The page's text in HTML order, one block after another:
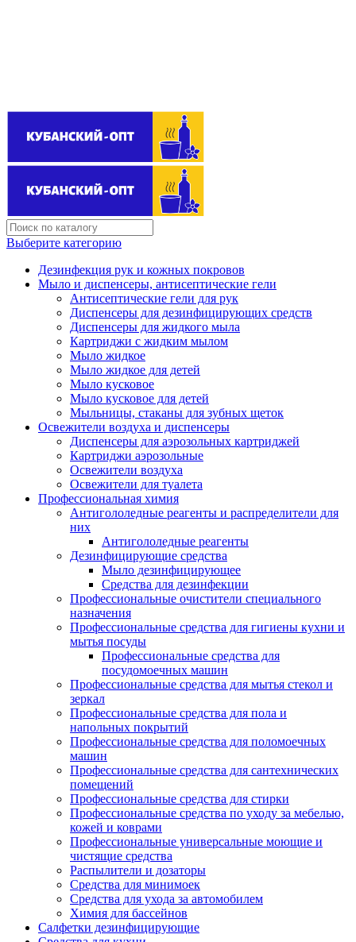
Выберите категорию
Дезинфекция рук и кожных покровов
Мыло и диспенсеры, антисептические гели
Антисептические гели для рук
Диспенсеры для дезинфицирующих средств
Диспенсеры для жидкого мыла
Картриджи с жидким мылом
Мыло жидкое
Мыло жидкое для детей
Мыло кусковое
Мыло кусковое для детей
Мыльницы, стаканы для зубных щеток
Освежители воздуха и диспенсеры
Диспенсеры для аэрозольных картриджей
Картриджи аэрозольные
Освежители воздуха
Освежители для туалета
Профессиональная химия
Антигололедные реагенты и распределители для
них
Антигололедные реагенты
Дезинфицирующие средства
Мыло дезинфицирующее
Средства для дезинфекции
Профессиональные очистители специального
назначения
Профессиональные средства для гигиены кухни и
мытья посуды
Профессиональные средства для
посудомоечных машин
Профессиональные средства для мытья стекол и
зеркал
Профессиональные средства для пола и
напольных покрытий
Профессиональные средства для поломоечных
машин
Профессиональные средства для сантехнических
помещений
Профессиональные средства для стирки
Профессиональные средства по уходу за мебелью,
кожей и коврами
Профессиональные универсальные моющие и
чистящие средства
Распылители и дозаторы
Средства для минимоек
Средства для ухода за автомобилем
Химия для бассейнов
Салфетки дезинфицирующие